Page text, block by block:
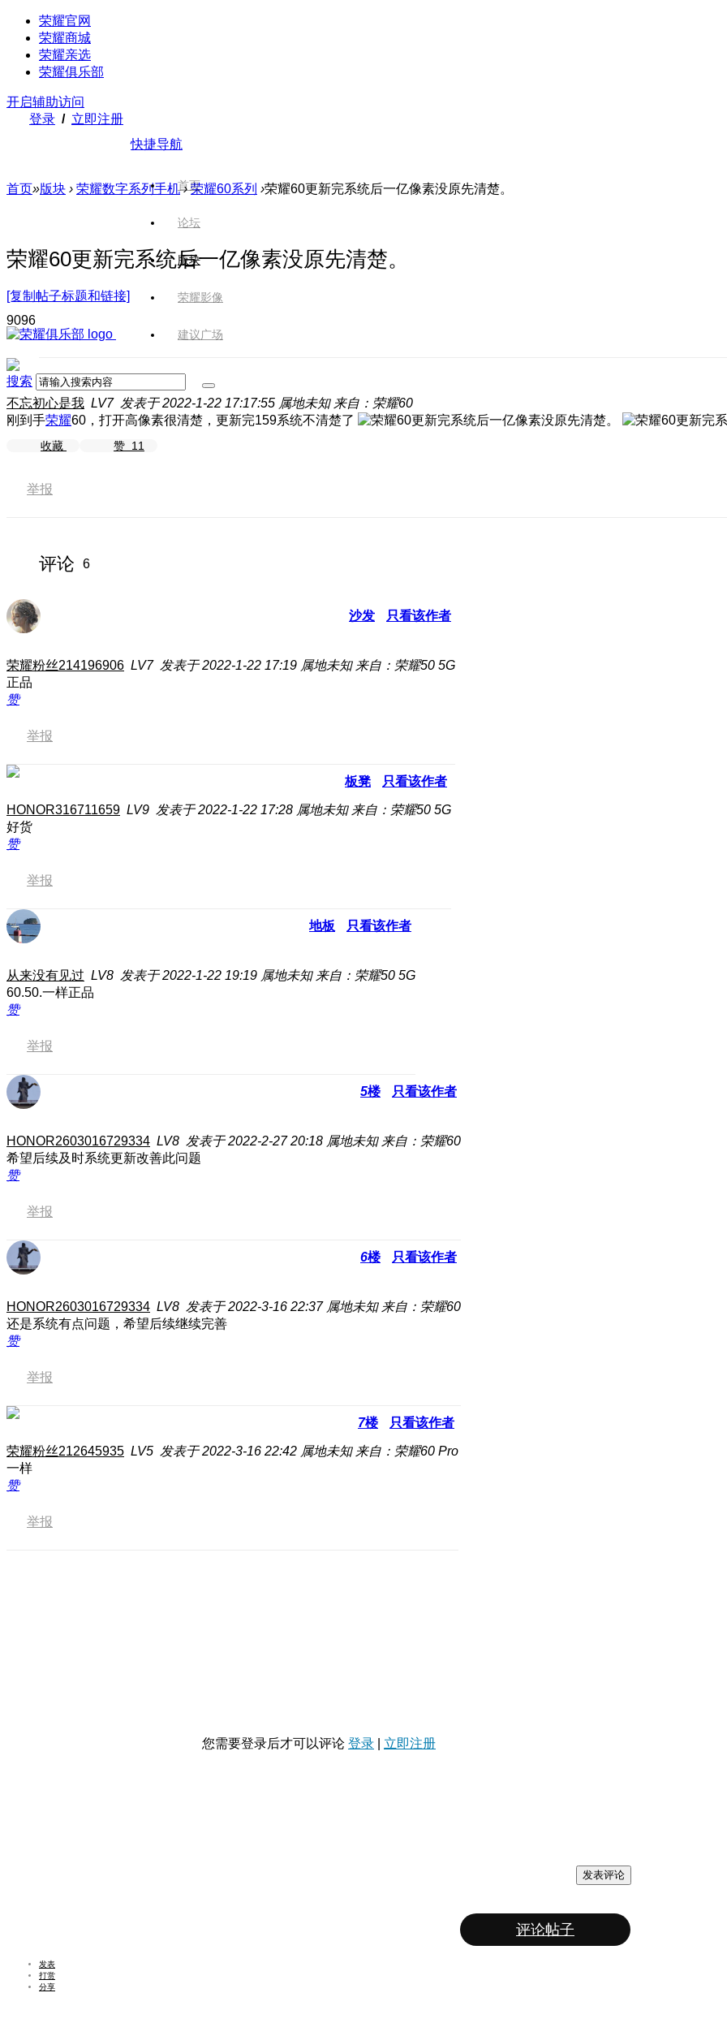
荣耀官网
荣耀商城
荣耀亲选
荣耀俱乐部
开启辅助访问
登录 / 立即注册
快捷导航
首页
论坛
版块
荣耀影像
建议广场
搜索
首页»版块 › 荣耀数字系列手机 › 荣耀60系列 ›荣耀60更新完系统后一亿像素没原先清楚。
荣耀60更新完系统后一亿像素没原先清楚。
[复制帖子标题和链接]
9096
不忘初心是我 LV7 发表于 2022-1-22 17:17:55 属地未知 来自：荣耀60
刚到手荣耀60，打开高像素很清楚，更新完159系统不清楚了
收藏 赞 11
举报
评论 6
沙发 只看该作者
荣耀粉丝214196906 LV7 发表于 2022-1-22 17:19 属地未知 来自：荣耀50 5G
正品
赞
举报
板凳 只看该作者
HONOR316711659 LV9 发表于 2022-1-22 17:28 属地未知 来自：荣耀50 5G
好货
赞
举报
地板 只看该作者
从来没有见过 LV8 发表于 2022-1-22 19:19 属地未知 来自：荣耀50 5G
60.50.一样正品
赞
举报
5楼 只看该作者
HONOR2603016729334 LV8 发表于 2022-2-27 20:18 属地未知 来自：荣耀60
希望后续及时系统更新改善此问题
赞
举报
6楼 只看该作者
HONOR2603016729334 LV8 发表于 2022-3-16 22:37 属地未知 来自：荣耀60
还是系统有点问题，希望后续继续完善
赞
举报
7楼 只看该作者
荣耀粉丝212645935 LV5 发表于 2022-3-16 22:42 属地未知 来自：荣耀60 Pro
一样
赞
举报
您需要登录后才可以评论 登录 立即注册
发表评论
评论帖子
发表
打赏
分享